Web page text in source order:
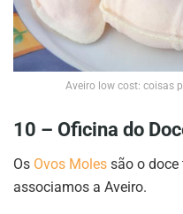
Aveiro low cost: coisas
10 – Oficina do
Os Ovos Moles são o
associamos a Aveiro.